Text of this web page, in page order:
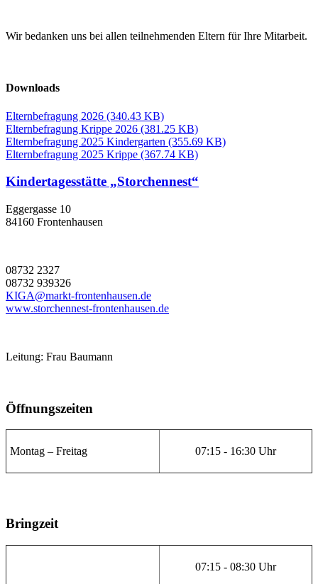
Wir bedanken uns bei allen teilnehmenden Eltern für Ihre Mitarbeit.
Downloads
Elternbefragung 2026 (340.43 KB)
Elternbefragung Krippe 2026 (381.25 KB)
Elternbefragung 2025 Kindergarten (355.69 KB)
Elternbefragung 2025 Krippe (367.74 KB)
Kindertagesstätte „Storchennest“
Eggergasse 10
84160 Frontenhausen
08732 2327
08732 939326
KIGA@markt-frontenhausen.de
www.storchennest-frontenhausen.de
Leitung: Frau Baumann
Öffnungszeiten
Montag – Freitag 07:15 - 16:30 Uhr
Bringzeit
07:15 - 08:30 Uhr